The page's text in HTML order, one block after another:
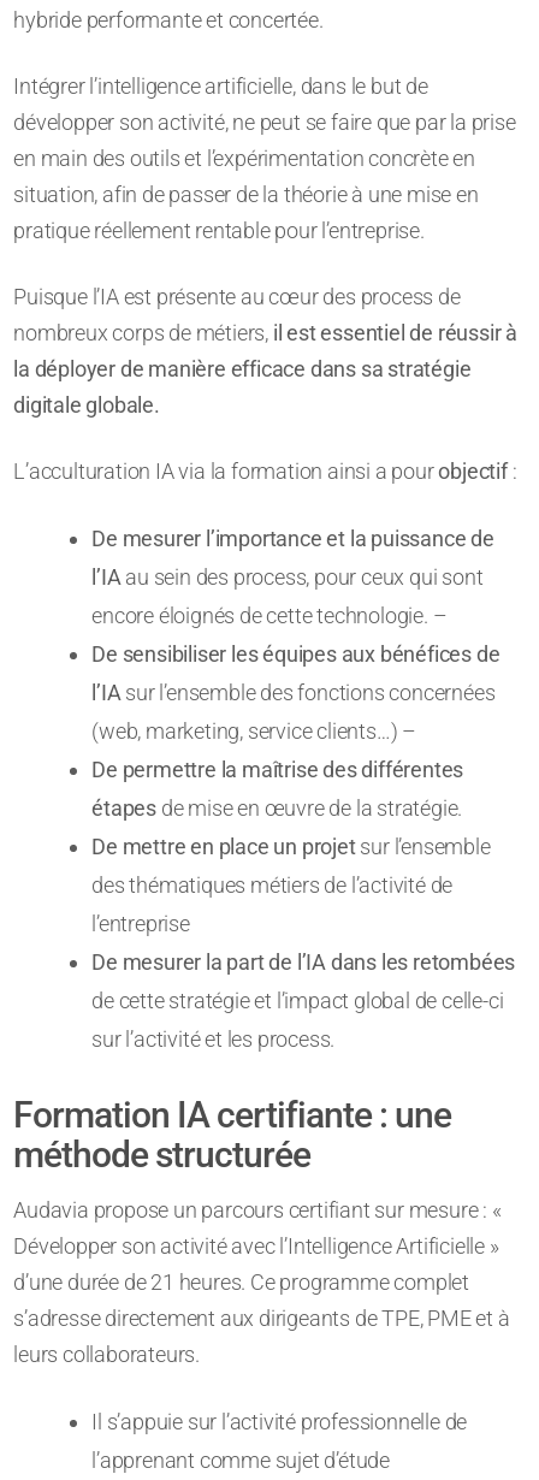
hybride performante et concertée.
Intégrer l’intelligence artificielle, dans le but de
développer son activité, ne peut se faire que par la prise
en main des outils et l’expérimentation concrète en
situation, afin de passer de la théorie à une mise en
pratique réellement rentable pour l’entreprise.
Puisque l’IA est présente au cœur des process de
nombreux corps de métiers, il est essentiel de réussir à
la déployer de manière efficace dans sa stratégie
digitale globale.
L’acculturation IA via la formation ainsi a pourobjectif:
De mesurer l’importance et la puissance de
l’IAau sein des process, pour ceux qui sont
encore éloignés de cette technologie. –
De sensibiliser les équipes aux bénéfices de
l’IAsur l’ensemble des fonctions concernées
(web, marketing, service clients…) –
De permettre la maîtrise des différentes
étapes de mise en œuvre de la stratégie.
De mettre en place un projetsur l’ensemble
des thématiques métiers de l’activité de
l’entreprise
De mesurer la part de l’IA dans les retombées
de cette stratégie et l’impact global de celle-ci
sur l’activité et les process.
Formation IA certifiante : une
méthode structurée
Audavia propose un parcours certifiant sur mesure : «
Développer son activité avec l’Intelligence Artificielle »
d’une durée de 21 heures. Ce programme complet
s’adresse directement aux dirigeants de TPE, PME et à
leurs collaborateurs.
Il s’appuie sur l’activité professionnelle de
l’apprenant comme sujet d’étude